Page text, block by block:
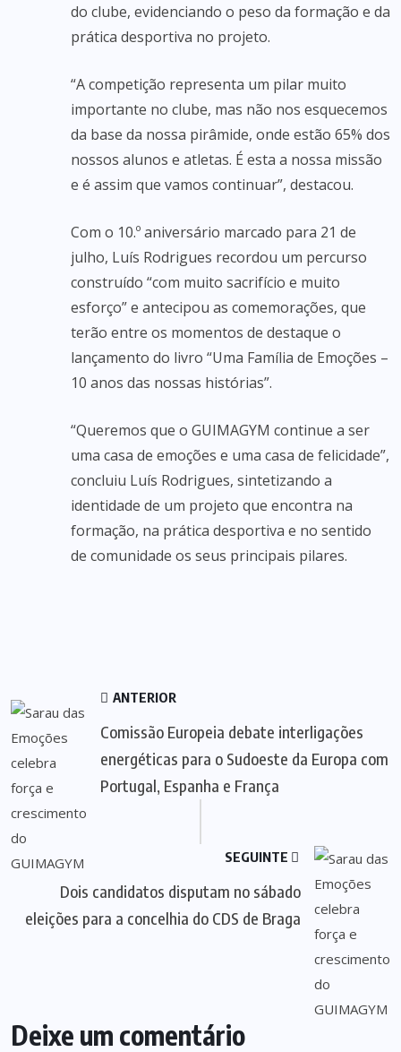
do clube, evidenciando o peso da formação e da
prática desportiva no projeto.
“A competição representa um pilar muito
importante no clube, mas não nos esquecemos
da base da nossa pirâmide, onde estão 65% dos
nossos alunos e atletas. É esta a nossa missão
e é assim que vamos continuar”, destacou.
Com o 10.º aniversário marcado para 21 de
julho, Luís Rodrigues recordou um percurso
construído “com muito sacrifício e muito
esforço” e antecipou as comemorações, que
terão entre os momentos de destaque o
lançamento do livro “Uma Família de Emoções –
10 anos das nossas histórias”.
“Queremos que o GUIMAGYM continue a ser
uma casa de emoções e uma casa de felicidade”,
concluiu Luís Rodrigues, sintetizando a
identidade de um projeto que encontra na
formação, na prática desportiva e no sentido
de comunidade os seus principais pilares.
ANTERIOR
Comissão Europeia debate interligações
energéticas para o Sudoeste da Europa com
Portugal, Espanha e França
SEGUINTE
Dois candidatos disputam no sábado
eleições para a concelhia do CDS de Braga
Deixe um comentário